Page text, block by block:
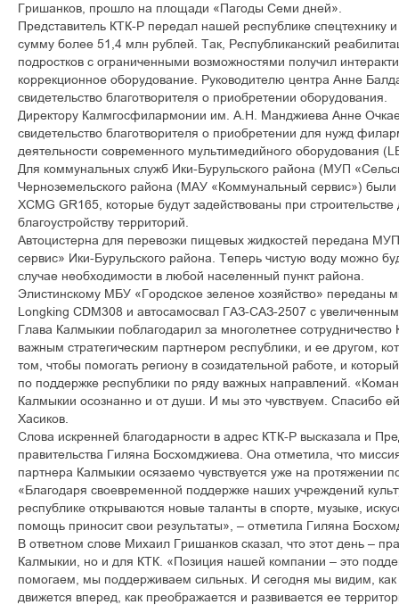
Гришанков, прошло на площади «Пагоды Семи дней».
Представитель КТК-Р передал нашей республике спецтехнику
сумму более 51,4 млн рублей. Так, Республиканский
подростков с ограниченными возможностями получил
коррекционное оборудование. Руководителю центра Анне
свидетельство благотворителя о приобретении оборудования.
Директору Калмгосфилармонии им. А.Н. Манджиева Анне
свидетельство благотворителя о приобретении для нужд
деятельности современного мультимедийного оборудования
Для коммунальных служб Ики-Бурульского района (МУП
Черноземельского района (МАУ «Коммунальный сервис»)
XCMG GR165, которые будут задействованы при
благоустройству территорий.
Автоцистерна для перевозки пищевых жидкостей передана
сервис» Ики-Бурульского района. Теперь чистую воду можно
случае необходимости в любой населенный пункт района.
Элистинскому МБУ «Городское зеленое хозяйство» переданы
Longking CDM308 и автосамосвал ГАЗ-САЗ-2507 с
Глава Калмыкии поблагодарил за многолетнее
важным стратегическим партнером республики, и ее другом,
том, чтобы помогать региону в созидательной работе, и
по поддержке республики по ряду важных направлений.
Калмыкии осознанно и от души. И мы это чувствуем. Спасибо
Хасиков.
Слова искренней благодарности в адрес КТК-Р высказала и
правительства Гиляна Босхомджиева. Она отметила, что
партнера Калмыкии осязаемо чувствуется уже на протяжении
«Благодаря своевременной поддержке наших учреждений
республике открываются новые таланты в спорте, музыке,
помощь приносит свои результаты», – отметила Гиляна
В ответном слове Михаил Гришанков сказал, что этот день –
Калмыкии, но и для КТК. «Позиция нашей компании – это
помогаем, мы поддерживаем сильных. И сегодня мы видим,
движется вперед, как преображается и развивается ее